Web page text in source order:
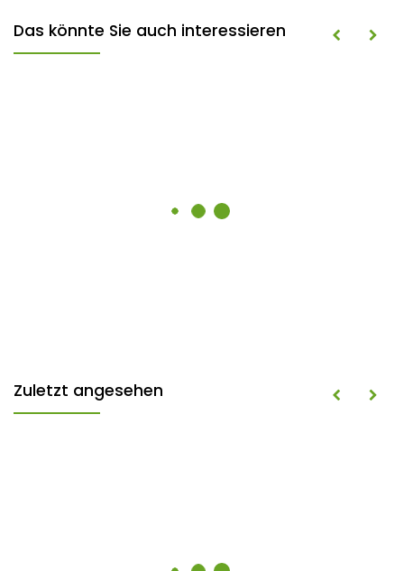
Das könnte Sie auch interessieren
Zuletzt angesehen